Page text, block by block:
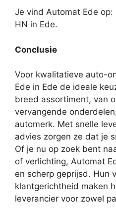
Je vind Automat Ede
HN in Ede.
Conclusie
Voor kwalitatieve auto-
Ede in Ede de ideale
breed assortiment, van
vervangende
automerk. Met snelle
advies zorgen ze dat je
Of je nu op zoek bent
of verlichting, Automat
en scherp geprijsd. Hun
klantgerichtheid maken
leverancier voor zowel